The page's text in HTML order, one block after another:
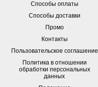
Способы оплаты
Способы доставки
Промо
Контакты
Пользовательское соглашение
Политика в отношении
обработки персональных
данных